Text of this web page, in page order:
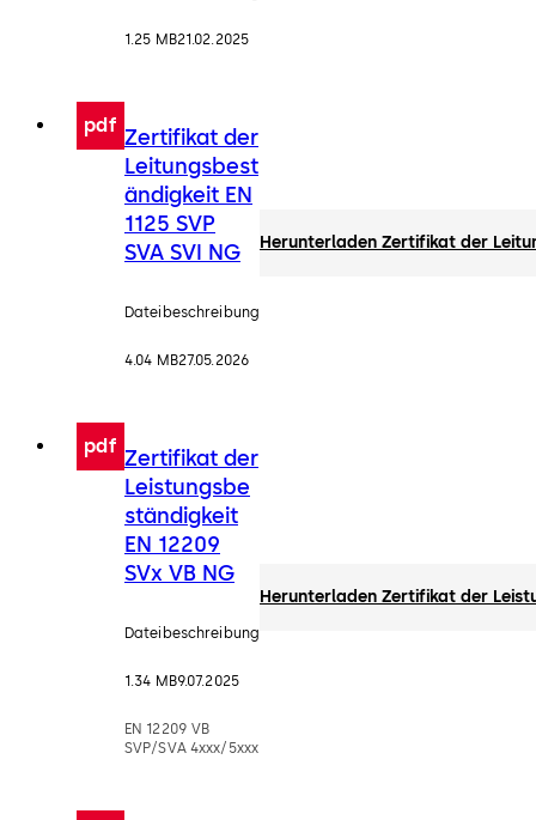
1.25 MB21.02.2025
pdf Zertifikat der
Leitungsbest
ändigkeit EN
1125 SVP
SVA SVI NG
Dateibeschreibung
4.04 MB27.05.2026
Herunterladen Zertifikat der
pdf Zertifikat der
Leistungsbe
ständigkeit
EN 12209
SVx VB NG
Dateibeschreibung
1.34 MB9.07.2025
EN 12209 VB
SVP/SVA 4xxx/5xxx
Herunterladen Zertifikat der